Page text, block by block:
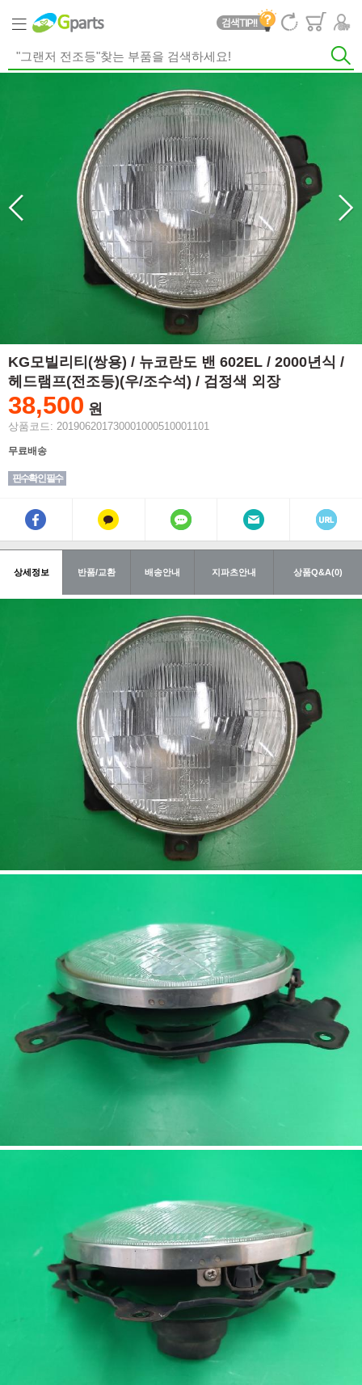
KG모빌리티(쌍용) / 뉴코란도 밴 602EL / 2000년식 /
헤드램프(전조등)(우/조수석) / 검정색 외장
38,500 원
상품코드: 201906201730001000510001101
무료배송
핀수확인 필수
상세정보 반품/교환 배송안내 지파츠안내 상품Q&A(0)